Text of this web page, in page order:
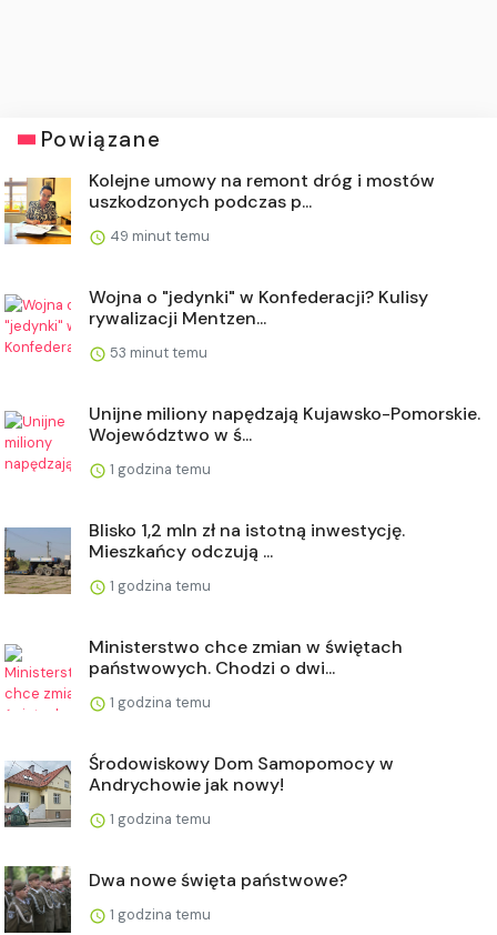
Powiązane
Kolejne umowy na remont dróg i mostów
uszkodzonych podczas p...
49 minut temu
Wojna o "jedynki" w Konfederacji? Kulisy
rywalizacji Mentzen...
53 minut temu
Unijne miliony napędzają Kujawsko-Pomorskie.
Województwo w ś...
1 godzina temu
Blisko 1,2 mln zł na istotną inwestycję.
Mieszkańcy odczują ...
1 godzina temu
Ministerstwo chce zmian w świętach
państwowych. Chodzi o dwi...
1 godzina temu
Środowiskowy Dom Samopomocy w
Andrychowie jak nowy!
1 godzina temu
Dwa nowe święta państwowe?
1 godzina temu